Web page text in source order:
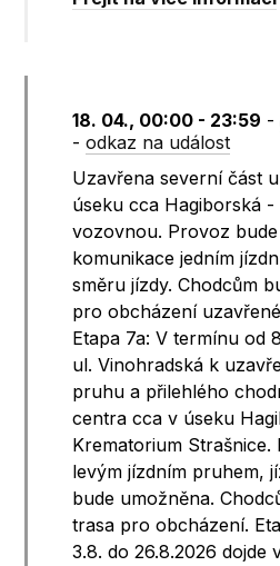
18. 04., 00:00 - 23:59 -
-odkaz na událost
Uzavřena severní část
úseku cca Hagiborská
vozovnou. Provoz
komunikace jedním
směru jízdy. Chodcům
pro obcházení
Etapa 7a: V termínu od
ul. Vinohradská k
pruhu a přilehlého
centra cca v úseku
Krematorium
levým jízdním pruhem,
bude umožněna.
trasa pro obcházení.
3.8. do 26.8.2026 dojde